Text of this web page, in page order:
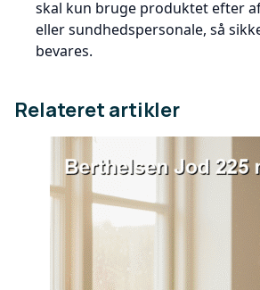
skal kun bruge produktet efter
eller sundhedspersonale, så
bevares.
Relateret artikler